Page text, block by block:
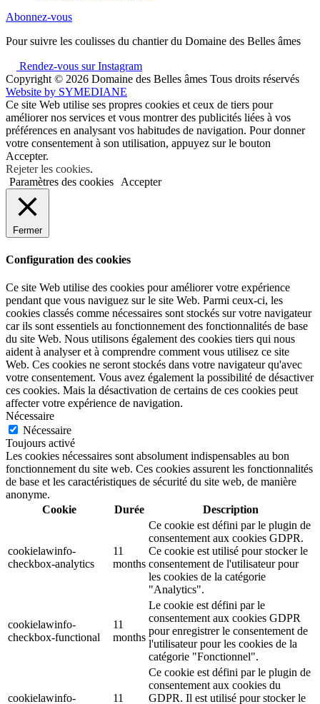
Abonnez-vous
Pour suivre les coulisses du chantier du Domaine des Belles âmes
Rendez-vous sur Instagram
Copyright © 2026 Domaine des Belles âmes Tous droits réservés
Website by SYMEDIANE
Ce site Web utilise ses propres cookies et ceux de tiers pour
améliorer nos services et vous montrer des publicités liées à vos
préférences en analysant vos habitudes de navigation. Pour donner
votre consentement à son utilisation, appuyez sur le bouton
Accepter.
Rejeter les cookies.
Paramètres des cookies Accepter
Fermer
Configuration des cookies
Ce site Web utilise des cookies pour améliorer votre expérience
pendant que vous naviguez sur le site Web. Parmi ceux-ci, les
cookies classés comme nécessaires sont stockés sur votre navigateur
car ils sont essentiels au fonctionnement des fonctionnalités de base
du site Web. Nous utilisons également des cookies tiers qui nous
aident à analyser et à comprendre comment vous utilisez ce site
Web. Ces cookies ne seront stockés dans votre navigateur qu'avec
votre consentement. Vous avez également la possibilité de désactiver
ces cookies. Mais la désactivation de certains de ces cookies peut
affecter votre expérience de navigation.
Nécessaire
Nécessaire
Toujours activé
Les cookies nécessaires sont absolument indispensables au bon
fonctionnement du site web. Ces cookies assurent les fonctionnalités
de base et les caractéristiques de sécurité du site web, de manière
anonyme.
Cookie
Durée Description
cookielawinfo-
checkbox-analytics
11
months
Ce cookie est défini par le plugin de
consentement aux cookies GDPR.
Ce cookie est utilisé pour stocker le
consentement de l'utilisateur pour
les cookies de la catégorie
"Analytics".
cookielawinfo-
checkbox-functional
11
months
Le cookie est défini par le
consentement aux cookies GDPR
pour enregistrer le consentement de
l'utilisateur pour les cookies de la
catégorie "Fonctionnel".
cookielawinfo- 11
Ce cookie est défini par le plugin de
consentement aux cookies du
GDPR. Il est utilisé pour stocker le